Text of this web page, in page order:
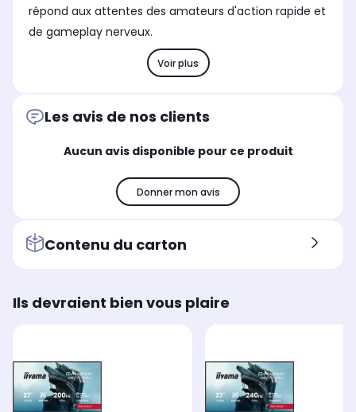
répond aux attentes des amateurs d'action rapide et
de gameplay nerveux.
Voir plus
Les avis de nos clients
Aucun avis disponible pour ce produit
Donner mon avis
Contenu du carton
Ils devraient bien vous plaire